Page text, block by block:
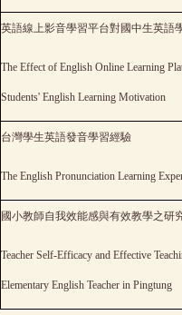
英語線上影音學習平台對國中生英語
The Effect of English Online Learning
Students' English Learning Motivation
台灣學生英語發音學習經驗
The English Pronunciation Learning
國小教師自我效能感與有效教學之研
Teacher Self-Efficacy and Effective
Elementary English Teacher in Pingtung